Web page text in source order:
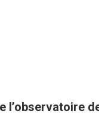
l’observatoire